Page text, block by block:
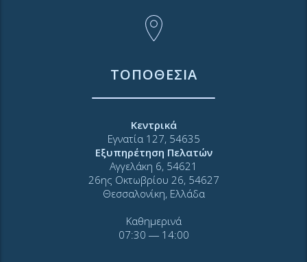
ΤΟΠΟΘΕΣΙΑ
Κεντρικά
Εγνατία 127, 54635
Εξυπηρέτηση Πελατών
Αγγελάκη 6, 54621
26ης Οκτωβρίου 26, 54627
Θεσσαλονίκη, Ελλάδα
Καθημερινά
07:30 ― 14:00